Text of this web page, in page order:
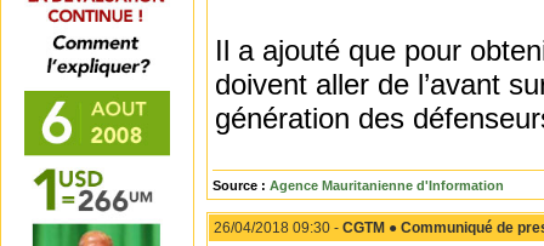
Mauritanie : Les 10 premiers au
BEPC 2026
Un syndicat de l’enseignement
rejette la...
Il a ajouté que pour
doivent aller de l’avant
génération des
Source : Agence Mauritanienne d'Information
26/04/2018 09:30 - CGTM ● Communiqué de